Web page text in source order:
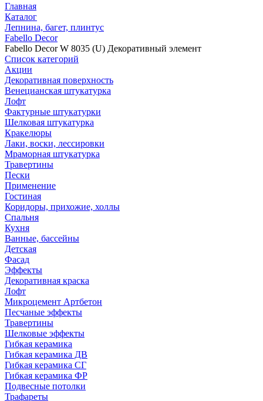
Главная
Каталог
Лепнина, багет, плинтус
Fabello Decor
Fabello Decor W 8035 (U) Декоративный элемент
Список категорий
Акции
Декоративная поверхность
Венецианская штукатурка
Лофт
Фактурные штукатурки
Шелковая штукатурка
Кракелюры
Лаки, воски, лессировки
Мраморная штукатурка
Травертины
Пески
Применение
Гостиная
Коридоры, прихожие, холлы
Спальня
Кухня
Ванные, бассейны
Детская
Фасад
Эффекты
Декоративная краска
Лофт
Микроцемент Артбетон
Песчаные эффекты
Травертины
Шелковые эффекты
Гибкая керамика
Гибкая керамика ДВ
Гибкая керамика СГ
Гибкая керамика ФР
Подвесные потолки
Трафареты